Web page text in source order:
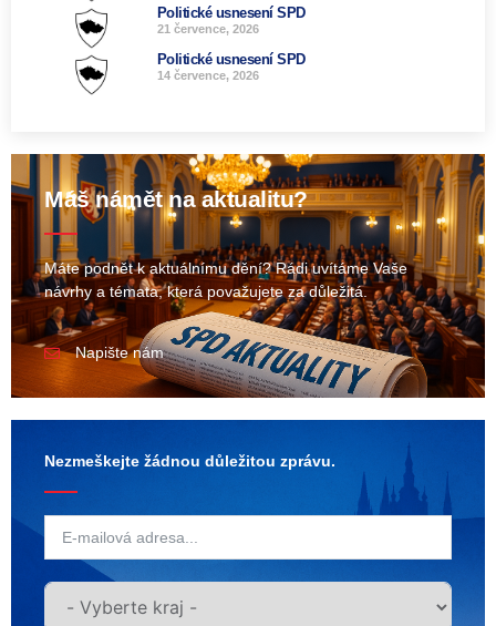
Politické usnesení SPD
21 července, 2026
Politické usnesení SPD
14 července, 2026
Máš námět na aktualitu?
Máte podnět k aktuálnímu dění? Rádi uvítáme Vaše
návrhy a témata, která považujete za důležitá.
Napište nám
Nezmeškejte žádnou důležitou zprávu.